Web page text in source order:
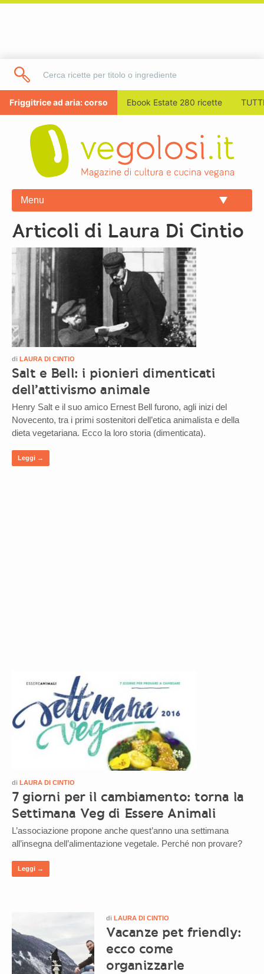
Friggitrice ad aria: corso Ebook Estate 280 ricette
Menu
Articoli di Laura Di Cintio
di LAURA DI CINTIO
Salt e Bell: i pionieri dimenticati
dell’attivismo animale
Henry Salt e il suo amico Ernest Bell furono, agli inizi del
Novecento, tra i primi sostenitori dell’etica animalista e della
dieta vegetariana. Ecco la loro storia (dimenticata).
Leggi →
di LAURA DI CINTIO
7 giorni per il cambiamento: torna la
Settimana Veg di Essere Animali
L’associazione propone anche quest’anno una settimana
all’insegna dell’alimentazione vegetale. Perché non provare?
Leggi →
di LAURA DI CINTIO
Vacanze pet friendly:
ecco come
organizzarle